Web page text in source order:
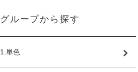
グループから探す
1.単色